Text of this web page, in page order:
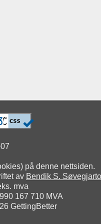
på denne nettsiden.
av Bendik S. Søvegjarto
mva
167 710 MVA
GettingBetter